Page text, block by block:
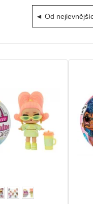
◄ Od